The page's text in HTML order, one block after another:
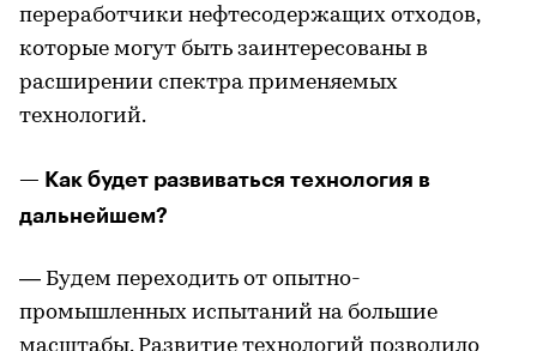
переработчики нефтесодержащих отходов,
которые могут быть заинтересованы в
расширении спектра применяемых
технологий.
— Как будет развиваться технология в
дальнейшем?
— Будем переходить от опытно-
промышленных испытаний на большие